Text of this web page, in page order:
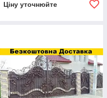
Ціну уточнюйте